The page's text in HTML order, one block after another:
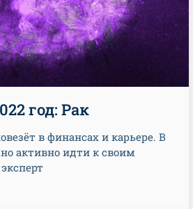
год: Рак
в финансах и карьере. В
активно идти к своим